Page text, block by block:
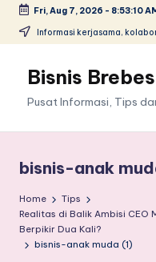
Skip
content
Fri, Aug 7, 2026 - 8:53:10
Informasi kerjasama,
Bisnis Brebes
Pusat Informasi, Tips
bisnis-anak
Home
Tips
Realitas di Balik Ambisi CEO
Berpikir Dua Kali?
bisnis-anak muda (1)